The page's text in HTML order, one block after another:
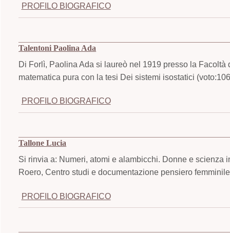
PROFILO BIOGRAFICO
Talentoni Paolina Ada
Di Forlì, Paolina Ada si laureò nel 1919 presso la
matematica pura con la tesi Dei sistemi isostatici
PROFILO BIOGRAFICO
Tallone Lucia
Si rinvia a: Numeri, atomi e alambicchi. Donne e scienza
Roero, Centro studi e documentazione pensiero
PROFILO BIOGRAFICO